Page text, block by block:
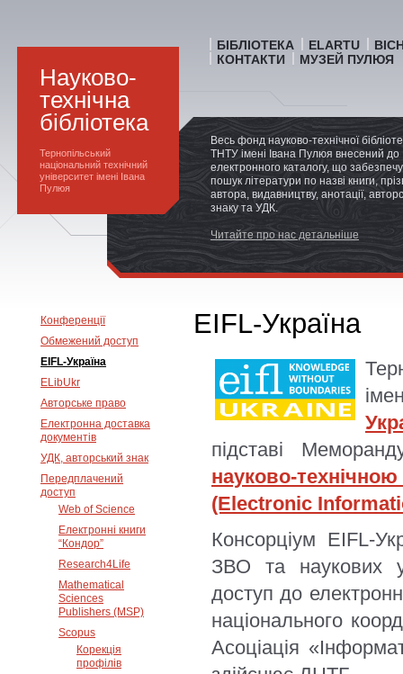
Науково-
технічна
бібліотека
Тернопільський
національний технічний
університет імені Івана
Пулюя
БІБЛІОТЕКА ELARTU
КОНТАКТИ
МУЗЕЙ ПУЛЮЯ
Весь фонд науково-технічної
ТНТУ імені Івана Пулюя внесений до
електронного каталогу, що
пошук літератури по назві книги,
автора, видавництву, анотації,
знаку та УДК.
Читайте про нас детальніше
Конференції
Обмежений доступ
EIFL-Україна
ELibUkr
Авторське право
Електронна доставка
документів
УДК, авторський знак
Передплачений
доступ
Web of Science
Електронні книги
“Кондор”
Research4Life
Mathematical
Sciences
Publishers (MSP)
Scopus
Корекція
профілів
EIFL-Україна
підставі
науково-
(Electronic
Консорціум EIFL-
ЗВО та наукових
доступ до
національного
Асоціація